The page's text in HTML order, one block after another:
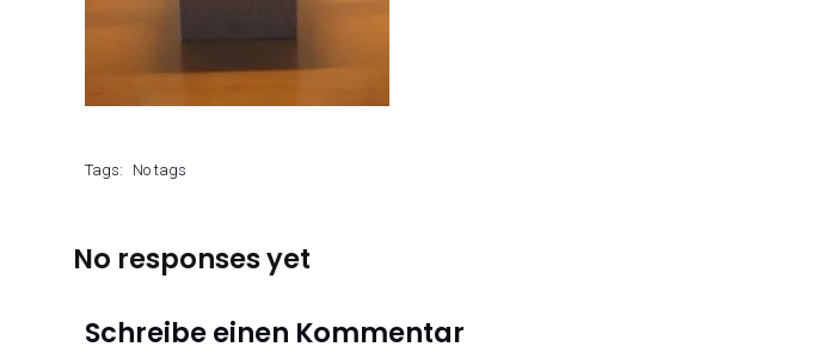
Tags: No tags
No responses yet
Schreibe einen Kommentar